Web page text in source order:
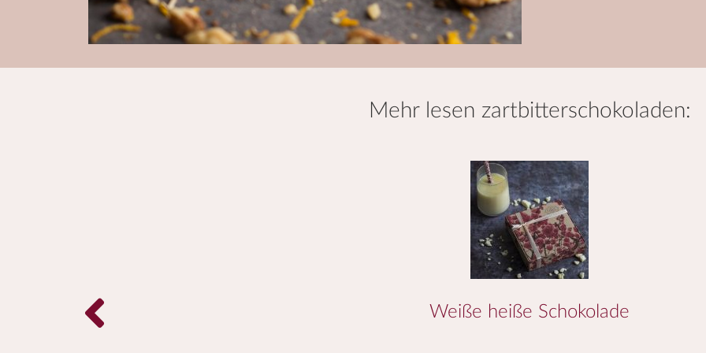
mehr lesen zartbitterschokoladen:
Weiße heiße Schokolade